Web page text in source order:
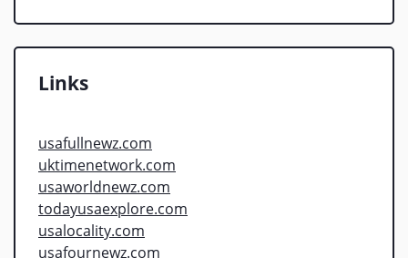
Links
usafullnewz.com
uktimenetwork.com
usaworldnewz.com
todayusaexplore.com
usalocality.com
usafournewz.com